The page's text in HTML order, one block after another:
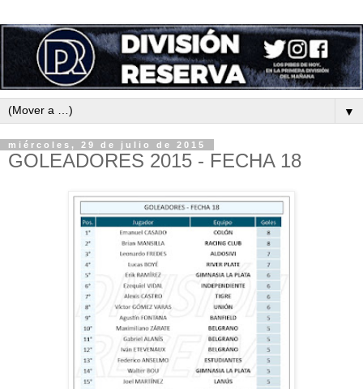
▼
miércoles, 29 de julio de 2015
GOLEADORES 2015 - FECHA 18